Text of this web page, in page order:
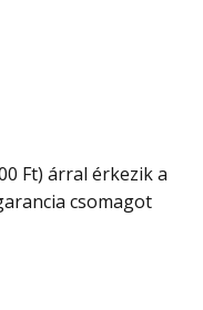
csomagot